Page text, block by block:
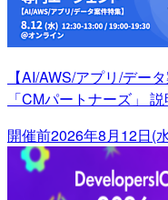
【AI/AWS/アプリ/デー
「CMパートナーズ」
開催前2026年8月12日(